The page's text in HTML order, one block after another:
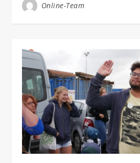
Online-Team